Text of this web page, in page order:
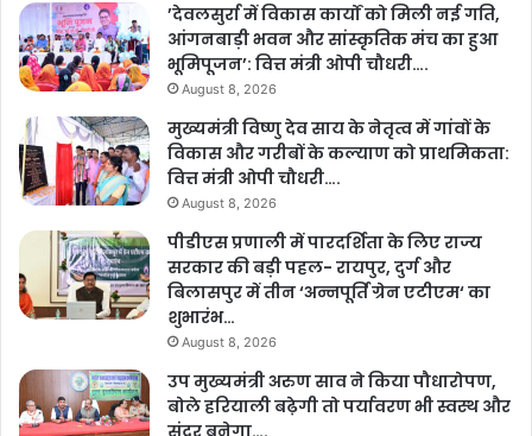
’देवलसुर्रा में विकास कार्यों को मिली नई गति,
आंगनबाड़ी भवन और सांस्कृतिक मंच का हुआ
भूमिपूजन’: वित्त मंत्री ओपी चौधरी….
August 8, 2026
मुख्यमंत्री विष्णु देव साय के नेतृत्व में गांवों के
विकास और गरीबों के कल्याण को प्राथमिकता:
वित्त मंत्री ओपी चौधरी….
August 8, 2026
पीडीएस प्रणाली में पारदर्शिता के लिए राज्य
सरकार की बड़ी पहल- रायपुर, दुर्ग और
बिलासपुर में तीन ‘अन्नपूर्ति ग्रेन एटीएम‘ का
शुभारंभ…
August 8, 2026
उप मुख्यमंत्री अरुण साव ने किया पौधारोपण,
बोले हरियाली बढ़ेगी तो पर्यावरण भी स्वस्थ और
सुंदर बनेगा….